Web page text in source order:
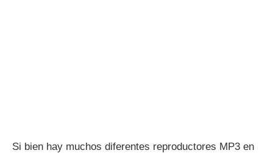
Si bien hay muchos diferentes reproductores MP3 en